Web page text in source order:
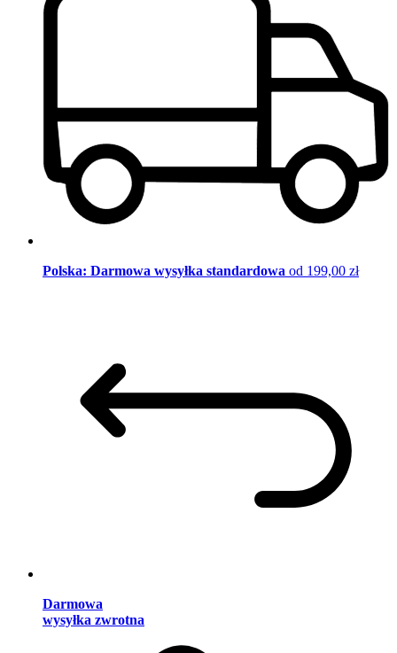
Polska: Darmowa wysyłka standardowa od 199,00 zł
Darmowa
wysyłka zwrotna